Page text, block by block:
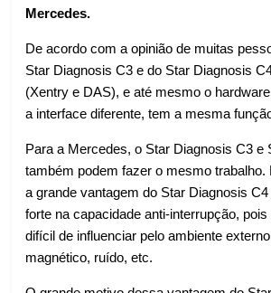
Mercedes.
De acordo com a opinião de muitas
Star Diagnosis C3 e do Star Diagnosis
(Xentry e DAS), e até mesmo o
a interface diferente, tem a mesma
Para a Mercedes, o Star Diagnosis C3 e
também podem fazer o mesmo trabalho.
a grande vantagem do Star Diagnosis
forte na capacidade anti-interrupção,
difícil de influenciar pelo ambiente
magnético, ruído, etc.